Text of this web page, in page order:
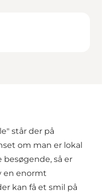
står der på
om man er lokal
så er
en enormt
kan få et smil på